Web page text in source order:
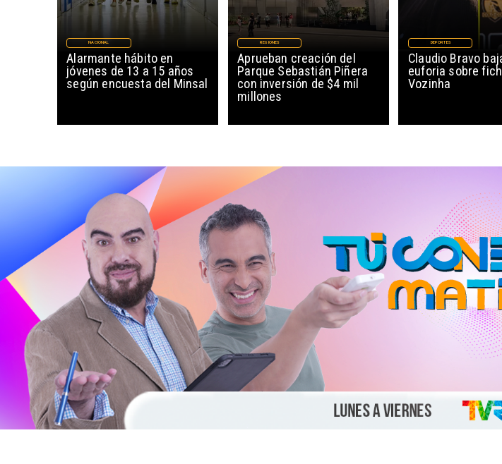
Alarmante hábito en
jóvenes de 13 a 15 años
según encuesta del Minsal
NACIONAL
Aprueban creación del
Parque Sebastián Piñera
con inversión de $4 mil
millones
REGIONES
Claudio Bravo
euforia sobre
Vozinha
DEPORTES